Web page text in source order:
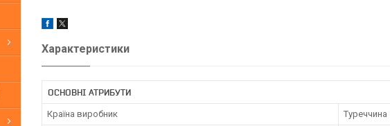
Характеристики
ОСНОВНІ АТРИБУТИ
Країна виробник Туреччина